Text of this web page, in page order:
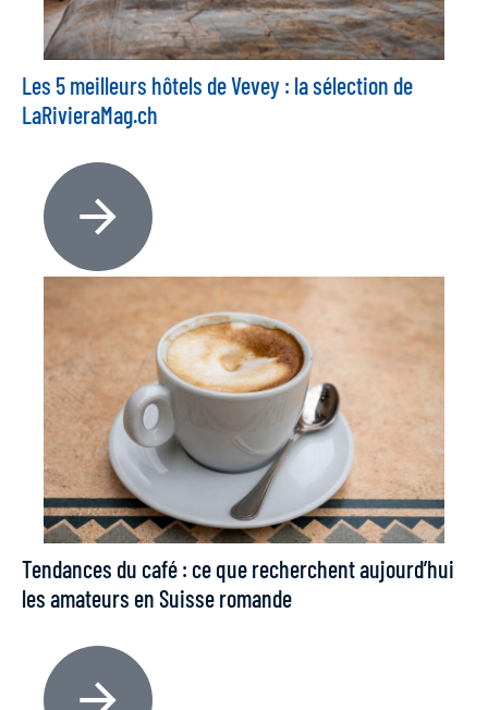
Les 5 meilleurs hôtels de Vevey : la sélection de
LaRivieraMag.ch
Tendances du café : ce que recherchent aujourd’hui
les amateurs en Suisse romande